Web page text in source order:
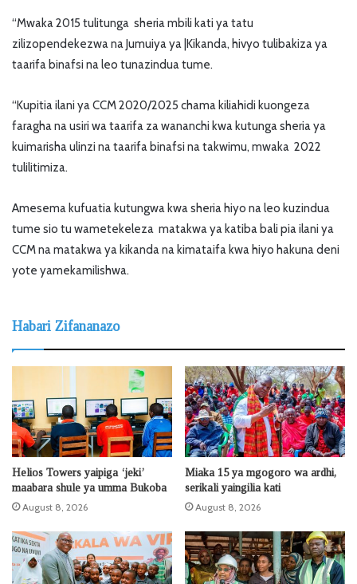
“Mwaka 2015 tulitunga sheria mbili kati ya tatu
zilizopendekezwa na Jumuiya ya |Kikanda, hivyo tulibakiza ya
taarifa binafsi na leo tunazindua tume.
“Kupitia ilani ya CCM 2020/2025 chama kiliahidi kuongeza
faragha na usiri wa taarifa za wananchi kwa kutunga sheria ya
kuimarisha ulinzi na taarifa binafsi na takwimu, mwaka 2022
tulilitimiza.
Amesema kufuatia kutungwa kwa sheria hiyo na leo kuzindua
tume sio tu wametekeleza matakwa ya katiba bali pia ilani ya
CCM na matakwa ya kikanda na kimataifa kwa hiyo hakuna deni
yote yamekamilishwa.
Habari Zifananazo
Helios Towers yaipiga ‘jeki’
maabara shule ya umma Bukoba
August 8, 2026
Miaka 15 ya mgogoro wa ardhi,
serikali yaingilia kati
August 8, 2026